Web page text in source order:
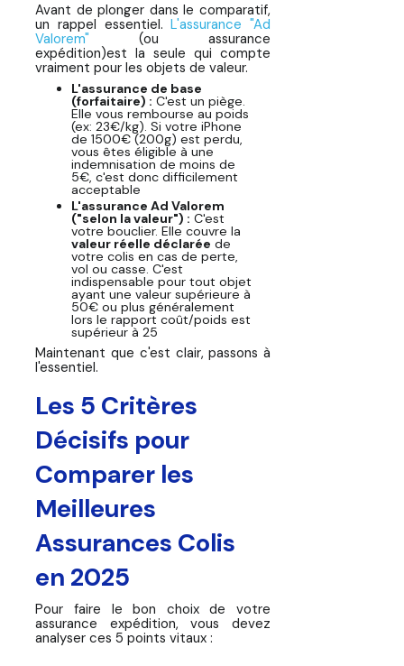
Avant de plonger dans le comparatif,
un rappel essentiel.L'assurance "Ad
Valorem" (ou assurance
expédition)est la seule qui compte
vraiment pour les objets de valeur.
L'assurance de base
(forfaitaire) : C'est un piège.
Elle vous rembourse au poids
(ex: 23€/kg). Si votre iPhone
de 1500€ (200g) est perdu,
vous êtes éligible à une
indemnisation de moins de
5€, c'est donc difficilement
acceptable
L'assurance Ad Valorem
("selon la valeur") : C'est
votre bouclier. Elle couvre la
valeur réelle déclarée de
votre colis en cas de perte,
vol ou casse. C'est
indispensable pour tout objet
ayant une valeur supérieure à
50€ ou plus généralement
lors le rapport coût/poids est
supérieur à 25
Maintenant que c'est clair, passons à
l'essentiel.
Les 5 Critères
Décisifs pour
Comparer les
Meilleures
Assurances Colis
en 2025
Pour faire le bon choix de votre
assurance expédition, vous devez
analyser ces 5 points vitaux :